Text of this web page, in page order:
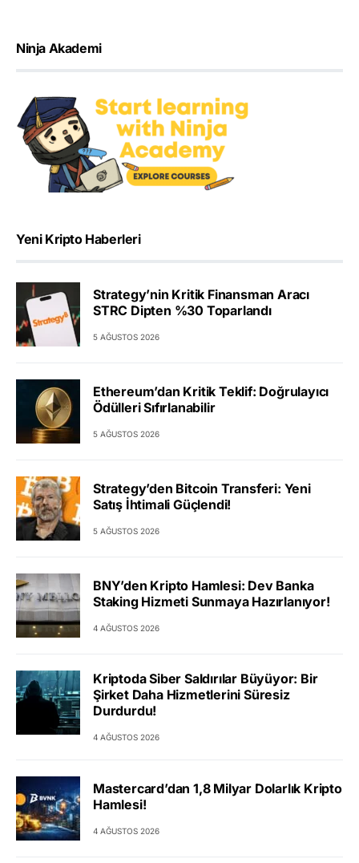
Ninja Akademi
Yeni Kripto Haberleri
Strategy’nin Kritik Finansman Aracı
STRC Dipten %30 Toparlandı
5 AĞUSTOS 2026
Ethereum’dan Kritik Teklif: Doğrulayıcı
Ödülleri Sıfırlanabilir
5 AĞUSTOS 2026
Strategy’den Bitcoin Transferi: Yeni
Satış İhtimali Güçlendi!
5 AĞUSTOS 2026
BNY’den Kripto Hamlesi: Dev Banka
Staking Hizmeti Sunmaya Hazırlanıyor!
4 AĞUSTOS 2026
Kriptoda Siber Saldırılar Büyüyor: Bir
Şirket Daha Hizmetlerini Süresiz
Durdurdu!
4 AĞUSTOS 2026
Mastercard’dan 1,8 Milyar Dolarlık Kripto
Hamlesi!
4 AĞUSTOS 2026